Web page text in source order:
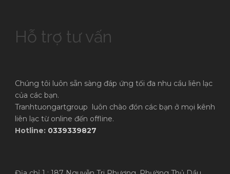
Hỗ trợ tư vấn
Chúng tôi luôn sẵn sàng đáp ứng tối đa nhu cầu liên lạc
của các bạn.
Tranhtuongartgroup luôn chào đón các bạn ở mọi kênh
liên lạc từ online đến offline.
Hotline: 0339339827